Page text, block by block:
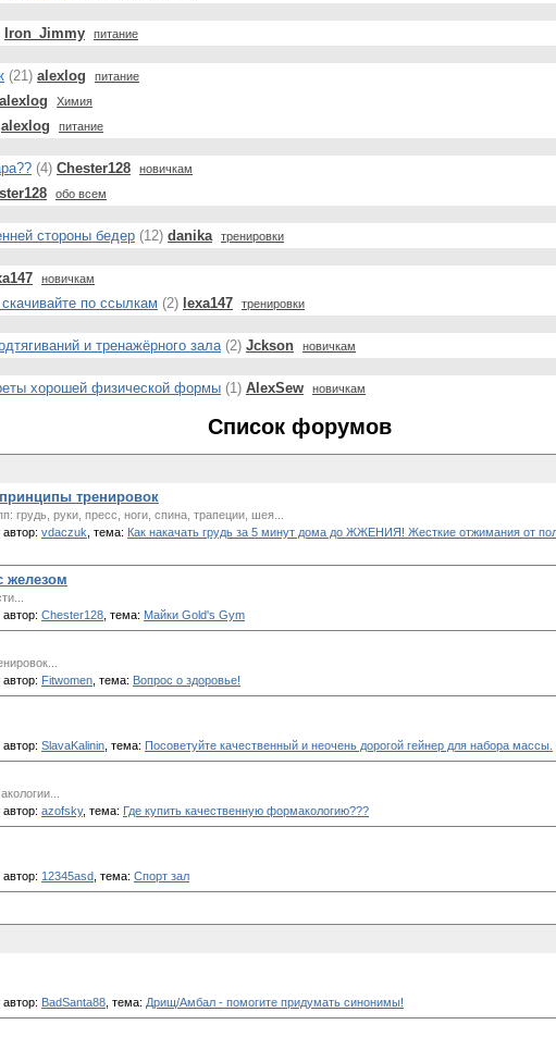
Iron_Jimmy
питание
(21) alexlog питание
alexlog Химия
alexlog
питание
(4) Chester128 новичкам
обо всем
стороны бедер (12) danika
тренировки
новичкам
по ссылкам (2) lexa147
тренировки
и тренажёрного зала (2) Jckson
новичкам
хорошей физической формы (1) AlexSew новичкам
Список форумов
тренировок
грудь, руки, пресс, ноги, спина, трапеции, шея...
автор: vdaczuk , тема: Как накачать грудь за 5 минут дома до ЖЖЕНИЯ! Жесткие отжимания от
железом
автор: Chester128 , тема: Майки Gold's Gym
автор: Fitwomen , тема: Вопрос о здоровье!
автор: SlavaKalinin , тема: Посоветуйте качественный и неочень дорогой гейнер для набора массы.
автор: azofsky, тема: Где купить качественную формакологию???
автор: 12345asd , тема: Спорт зал
автор: BadSanta88 , тема: Дрищ/Амбал - помогите придумать синонимы!